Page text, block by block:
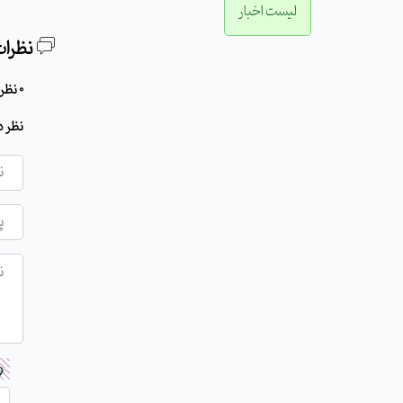
لیست اخبار
0 نظر برای این مطلب وجود دارد
نظر